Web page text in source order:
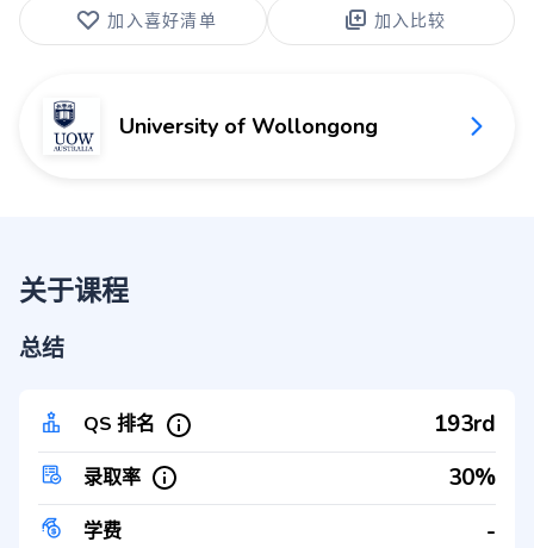
加入喜好清单 加入比较
University of Wollongong
关于课程
总结
QS 排名 193rd
录取率 30%
学费 -